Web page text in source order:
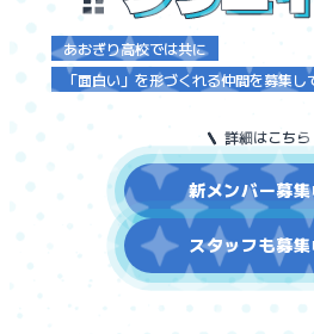
あおぎり高校では共に
「面白い」を形づくれる仲間を募集し
詳細はこちら
新メンバー募集
スタッフも募